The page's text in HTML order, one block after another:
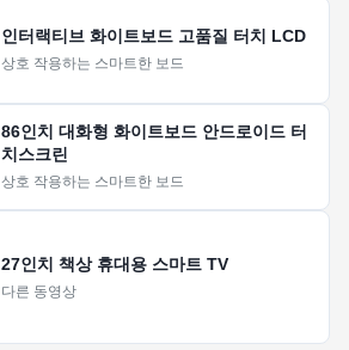
인터랙티브 화이트보드 고품질 터치 LCD
상호 작용하는 스마트한 보드
86인치 대화형 화이트보드 안드로이드 터
치스크린
상호 작용하는 스마트한 보드
27인치 책상 휴대용 스마트 TV
다른 동영상